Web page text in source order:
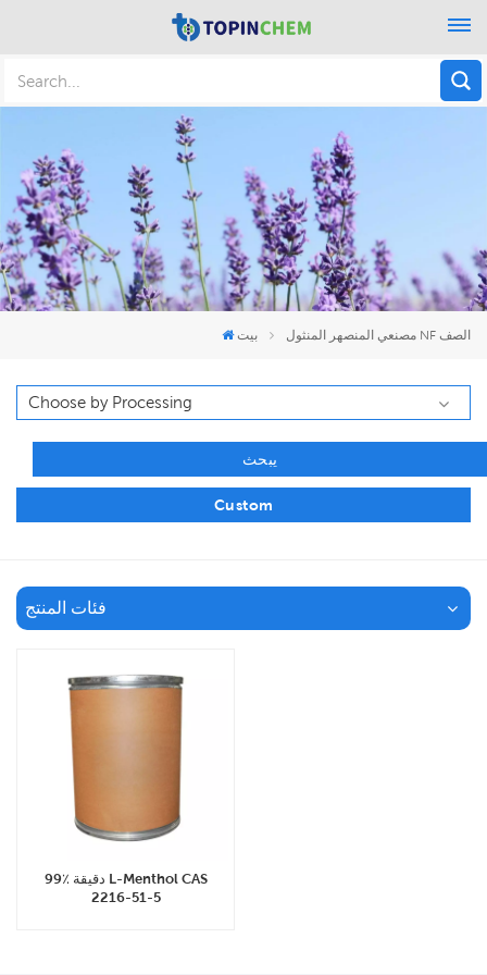
بيت مصنعي المنصهر المنثول NF الصف
يبحث
Custom
فئات المنتج
99٪ دقيقة L-Menthol CAS
2216-51-5